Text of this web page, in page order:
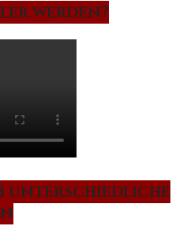
werden?
unterschiedliche